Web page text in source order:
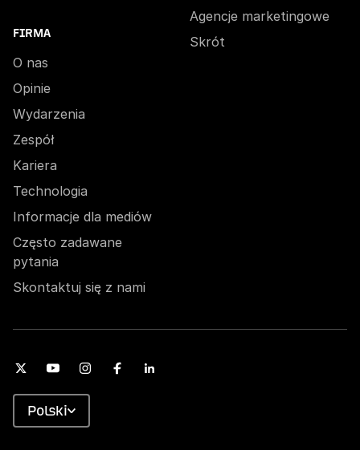
FIRMA
O nas
Opinie
Wydarzenia
Zespół
Kariera
Technologia
Informacje dla mediów
Często zadawane
pytania
Skontaktuj się z nami
Agencje marketingowe
Skrót
Polski